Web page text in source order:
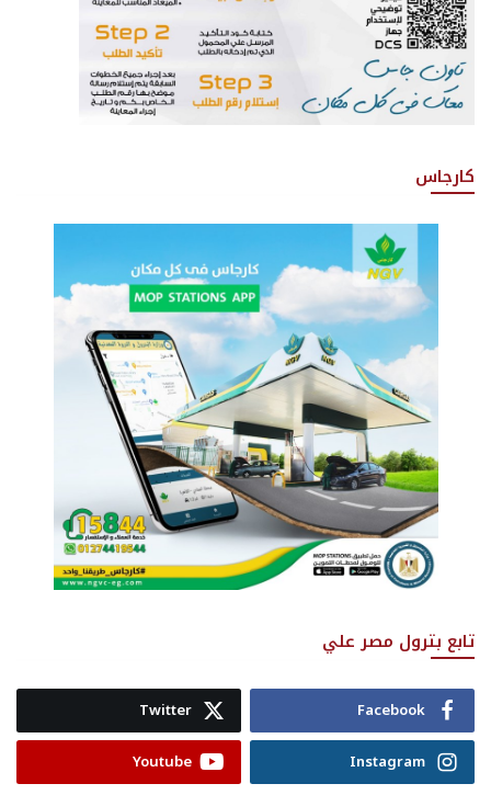
كارجاس
تابع بترول مصر علي
Facebook
Twitter
Instagram
Youtube